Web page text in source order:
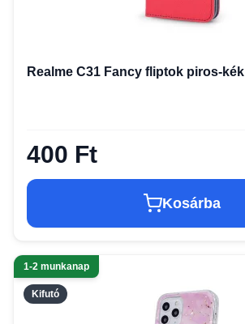
Realme C31 Fancy fliptok piros-kék
400 Ft
Kosárba
Kifutó
1-2 munkanap